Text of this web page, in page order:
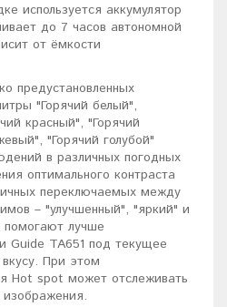
используется аккумулятор
до 7 часов автономной
от ёмкости
предустановленных
"Горячий белый",
красный", "Горячий
"Горячий голубой"
в различных погодных
оптимального контраста
переключаемых между
– "улучшенный", "яркий" и
помогают лучше
Guide TA651 под текущее
При этом
Hot spot может отслеживать